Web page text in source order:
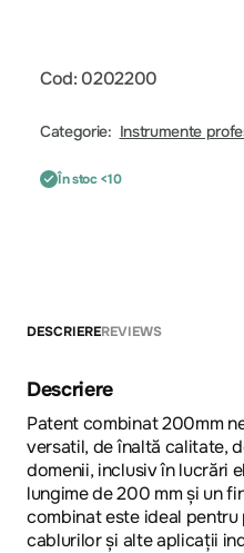
Cod: 0202200
Categorie: Instrumente
În stoc <10
DESCRIEREREVIEWS
Descriere
Patent combinat 200mm
versatil, de înaltă calitate,
domenii, inclusiv în lucrări
lungime de 200 mm și un
combinat este ideal
cablurilor și alte aplicații